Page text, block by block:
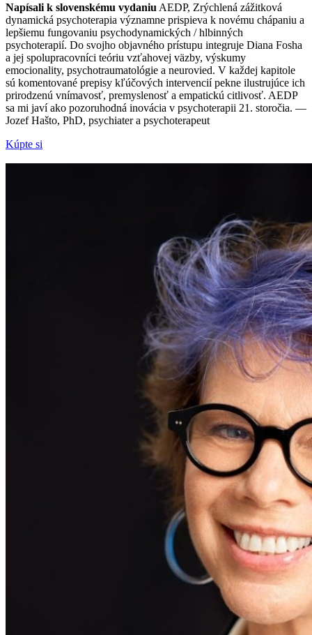
Napísali k slovenskému vydaniu AEDP, Zrýchlená zážitková
dynamická psychoterapia významne prispieva k novému chápaniu a
lepšiemu fungovaniu psychodynamických / hlbinných
psychoterapií. Do svojho objavného prístupu integruje Diana Fosha
a jej spolupracovníci teóriu vzťahovej väzby, výskumy
emocionality, psychotraumatológie a neurovied. V každej kapitole
sú komentované prepisy kľúčových intervencií pekne ilustrujúce ich
prirodzenú vnímavosť, premyslenosť a empatickú citlivosť. AEDP
sa mi javí ako pozoruhodná inovácia v psychoterapii 21. storočia. —
Jozef Hašto, PhD, psychiater a psychoterapeut
Kúpte si